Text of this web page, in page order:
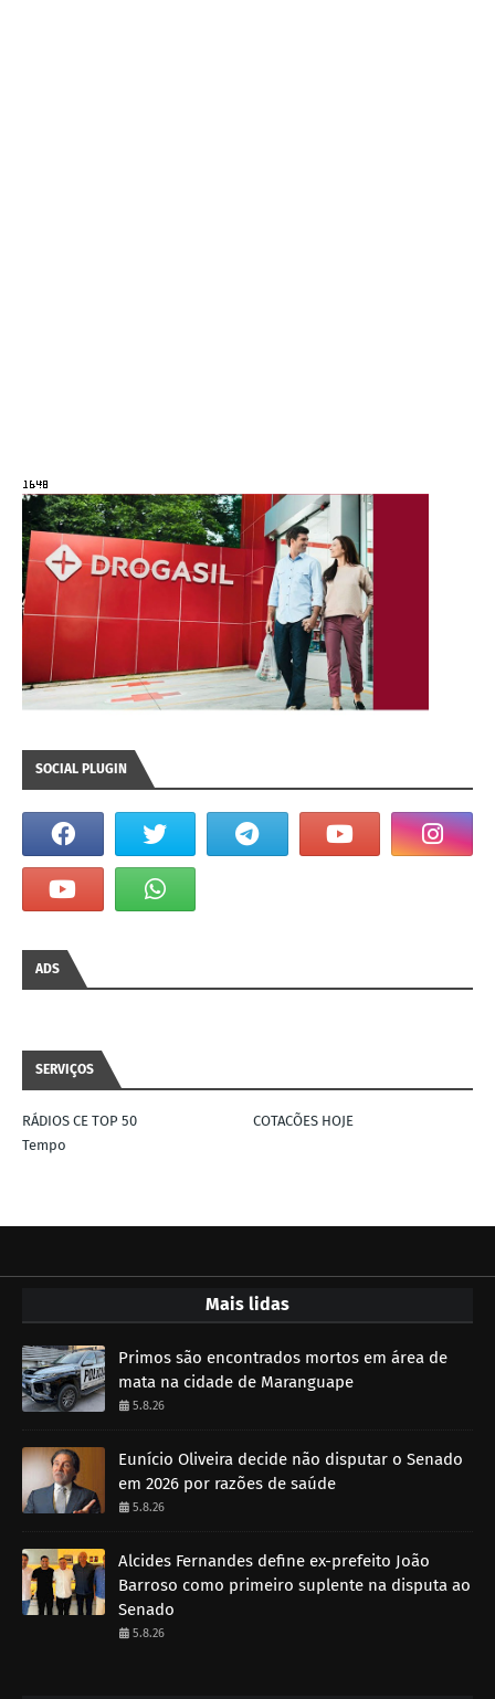
SOCIAL PLUGIN
ADS
SERVIÇOS
RÁDIOS CE TOP 50
COTACÕES HOJE
Tempo
Mais lidas
Primos são encontrados mortos em área de
mata na cidade de Maranguape
5.8.26
Eunício Oliveira decide não disputar o Senado
em 2026 por razões de saúde
5.8.26
Alcides Fernandes define ex-prefeito João
Barroso como primeiro suplente na disputa ao
Senado
5.8.26